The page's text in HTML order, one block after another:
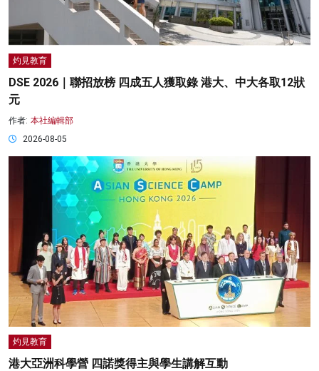
灼見教育
DSE 2026｜聯招放榜 四成五人獲取錄 港大、中大各取12狀
元
作者: 本社編輯部
2026-08-05
灼見教育
港大亞洲科學營 四諾獎得主與學生講解互動